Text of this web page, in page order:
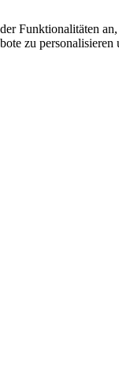
Funktionalitäten
zu personalisieren